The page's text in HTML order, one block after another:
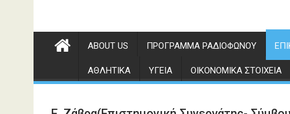
ABOUT US ΠΡΌΓΡΑΜΜΑ ΡΑΔΙΟΦΏΝΟΥ
ΑΘΛΗΤΙΚΆ ΥΓΕΊΑ ΟΙΚΟΝΟΜΙΚΆ ΣΤΟΙΧΕΊΑ